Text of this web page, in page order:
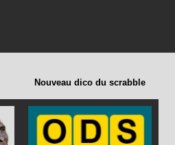
Nouveau dico du scrabble